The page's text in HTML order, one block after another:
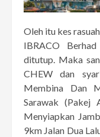
Oleh itu kes
IBRACO
ditutup. Maka
CHEW dan
Membina Dan
Sarawak (Pakej
Menyiapkan
9km Jalan Dua